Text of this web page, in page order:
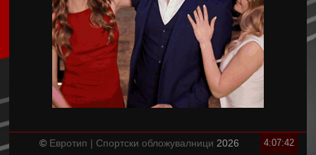
Рајндерс е приоритет на Јуве во летниот
преоден рок
Феликс Нмеча е замената за Бруно
Гимараеш во Њукасл
историјата на фудбалот
4:07:43
© Евротип | Спортски обложувалници 2026